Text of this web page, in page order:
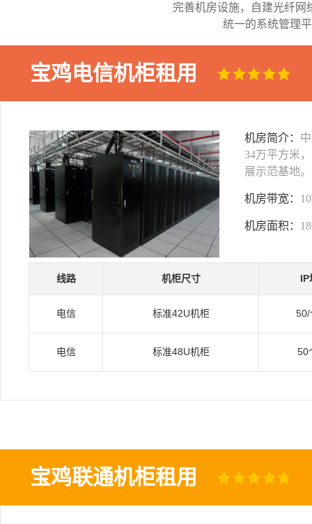
完善机房设施，自建光纤网
统一的系统管理
宝鸡电信机柜租用
机房简介：
34万平方米
展示范基地
机房带宽：
机房面积：
线路 机柜尺寸 IP
电信 标准42U机柜 50/
电信 标准48U机柜 50
宝鸡联通机柜租用